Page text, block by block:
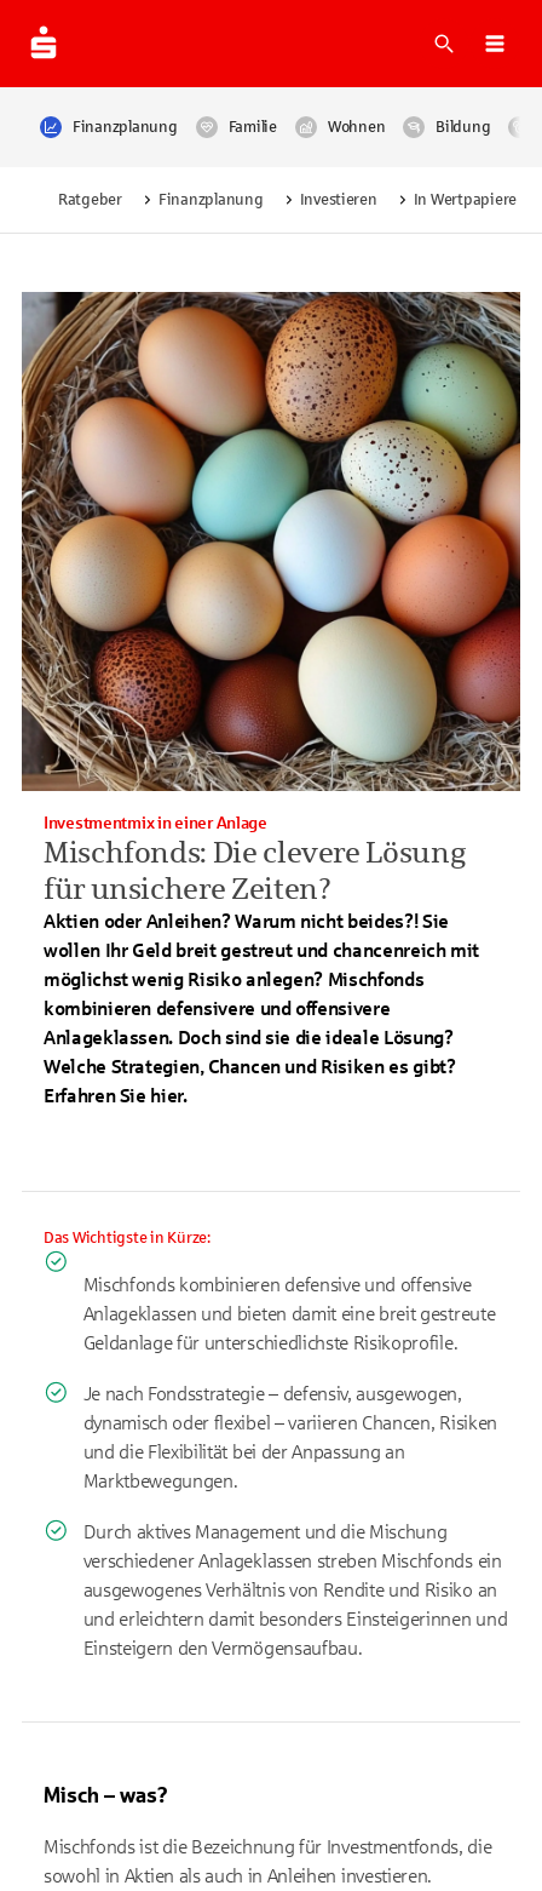
Suche
Finanzplanung Familie Wohnen Bildung
Ratgeber Finanzplanung Investieren In Wertpapiere
Mischfonds: Die clevere Lösung
für unsichere Zeiten?
Investmentmix in einer Anlage
Aktien oder Anleihen? Warum nicht beides?! Sie
wollen Ihr Geld breit gestreut und chancenreich mit
möglichst wenig Risiko anlegen? Mischfonds
kombinieren defensivere und offensivere
Anlageklassen. Doch sind sie die ideale Lösung?
Welche Strategien, Chancen und Risiken es gibt?
Erfahren Sie hier.
Das Wichtigste in Kürze:
Mischfonds kombinieren defensive und offensive
Anlageklassen und bieten damit eine breit gestreute
Geldanlage für unterschiedlichste Risikoprofile.
Je nach Fondsstrategie – defensiv, ausgewogen,
dynamisch oder flexibel – variieren Chancen, Risiken
und die Flexibilität bei der Anpassung an
Marktbewegungen.
Durch aktives Management und die Mischung
verschiedener Anlageklassen streben Mischfonds ein
ausgewogenes Verhältnis von Rendite und Risiko an
und erleichtern damit besonders Einsteigerinnen und
Einsteigern den Vermögensaufbau.
Misch – was?
Mischfonds ist die Bezeichnung für Investmentfonds, die
sowohl in Aktien als auch in Anleihen investieren.